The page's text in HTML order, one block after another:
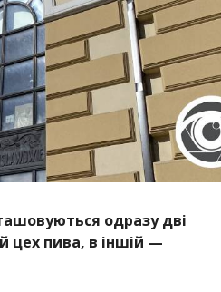
одразу дві
цех пива, в іншій —